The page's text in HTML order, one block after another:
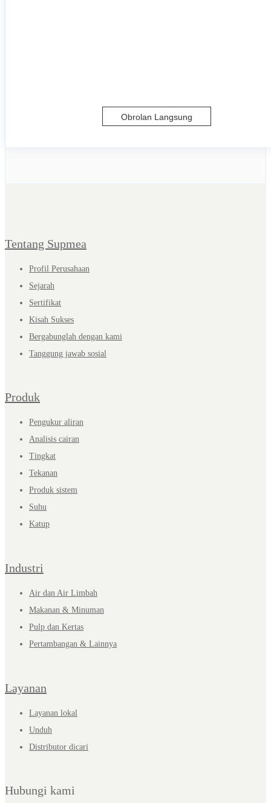
Obrolan Langsung
Tentang Supmea
Profil Perusahaan
Sejarah
Sertifikat
Kisah Sukses
Bergabunglah dengan kami
Tanggung jawab sosial
Produk
Pengukur aliran
Analisis cairan
Tingkat
Tekanan
Produk sistem
Suhu
Katup
Industri
Air dan Air Limbah
Makanan & Minuman
Pulp dan Kertas
Pertambangan & Lainnya
Layanan
Layanan lokal
Unduh
Distributor dicari
Hubungi kami